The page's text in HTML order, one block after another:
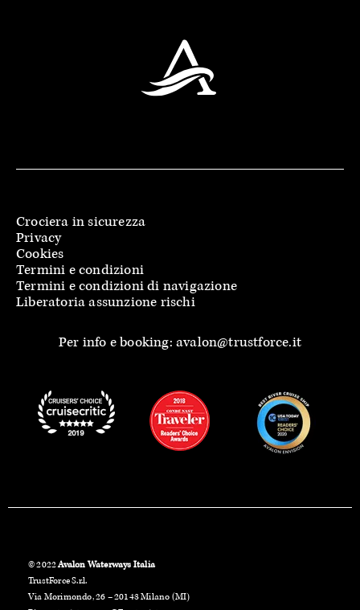
Crociera in sicurezza
Privacy
Cookies
Termini e condizioni
Termini e condizioni di navigazione
Liberatoria assunzione rischi
Per info e booking: avalon@trustforce.it
© 2022Avalon Waterways Italia
TrustForce S.r.l.
Via Morimondo, 26 – 20143 Milano (MI)